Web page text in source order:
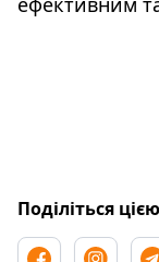
Поділіться